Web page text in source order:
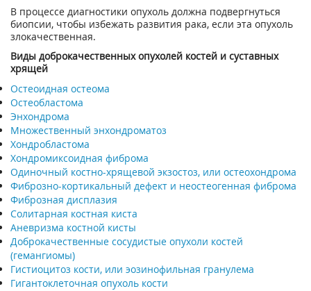
В процессе диагностики опухоль должна подвергнуться
биопсии, чтобы избежать развития рака, если эта опухоль
злокачественная.
Виды доброкачественных опухолей костей и суставных
хрящей
Остеоидная остеома
Остеобластома
Энхондрома
Множественный энхондроматоз
Хондробластома
Хондромиксоидная фиброма
Одиночный костно-хрящевой экзостоз, или остеохондрома
Фиброзно-кортикальный дефект и неостеогенная фиброма
Фиброзная дисплазия
Солитарная костная киста
Аневризма костной кисты
Доброкачественные сосудистые опухоли костей
(гемангиомы)
Гистиоцитоз кости, или эозинофильная гранулема
Гигантоклеточная опухоль кости